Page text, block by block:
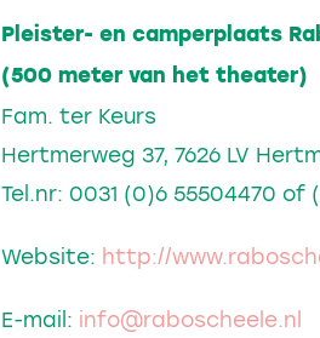
Pleister- en camperplaats
(500 meter van het theater)
Fam. ter Keurs
Hertmerweg 37, 7626 LV
Tel.nr: 0031 (0)6 55504470 of
Website: http://
E-mail: info@raboscheele.nl